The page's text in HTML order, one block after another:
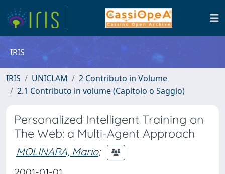
IRIS
IRIS UNICLAM
2 Contributo in Volume
2.1 Contributo in volume (Capitolo o Saggio)
Personalized Intelligent Training on
The Web: a Multi-Agent Approach
MOLINARA, Mario;